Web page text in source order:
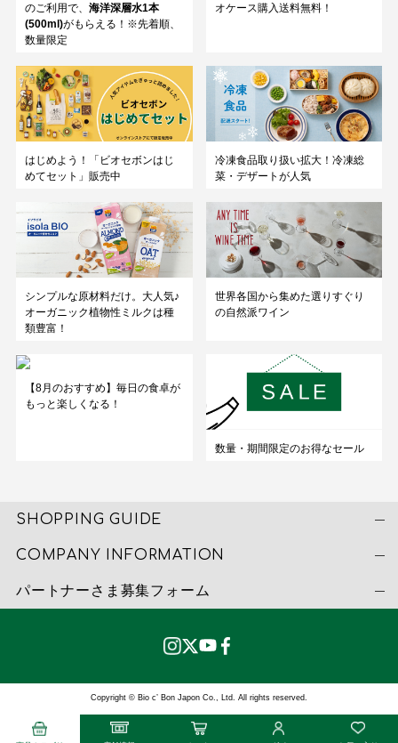
のご利用で、 海洋深層水1本
(500ml)がもらえる！※先着順、
数量限定
オケース購入送料無料！
はじめよう！「ビオセボンはじ
めてセット」販売中
冷凍食品取り扱い拡大！冷凍総
菜・デザートが人気
シンプルな原材料だけ。大人気♪
オーガニック植物性ミルクは種
類豊富！
世界各国から集めた選りすぐり
の自然派ワイン
【8月のおすすめ】毎日の食卓が
もっと楽しくなる！
数量・期間限定のお得なセール
SHOPPING GUIDE
COMPANY INFORMATION
パートナーさま募集フォーム
Copyright © Bio c’ Bon Japon Co., Ltd. All rights reserved.